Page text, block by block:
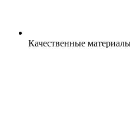
Качественные